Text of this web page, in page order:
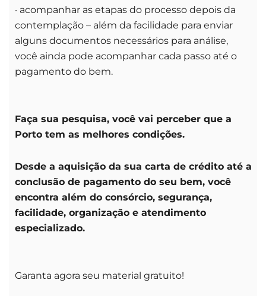
· acompanhar as etapas do processo depois da
contemplação – além da facilidade para enviar
alguns documentos necessários para análise,
você ainda pode acompanhar cada passo até o
pagamento do bem.
Faça sua pesquisa, você vai perceber que a
Porto tem as melhores condições.
Desde a aquisição da sua carta de crédito até a
conclusão de pagamento do seu bem, você
encontra além do consórcio, segurança,
facilidade, organização e atendimento
especializado.
Garanta agora seu material gratuito!